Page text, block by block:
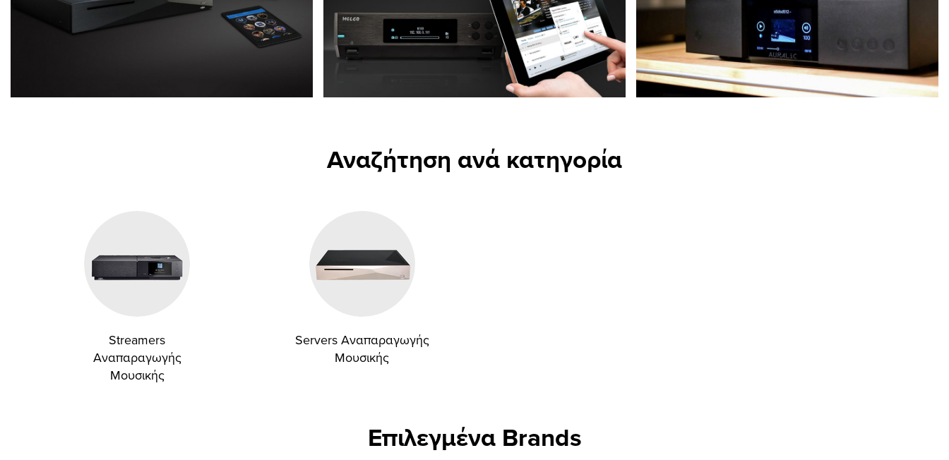
Αναζήτηση ανά κατηγορία
Streamers
Αναπαραγωγής
Μουσικής
Servers Αναπαραγωγής
Μουσικής
Επιλεγμένα Brands